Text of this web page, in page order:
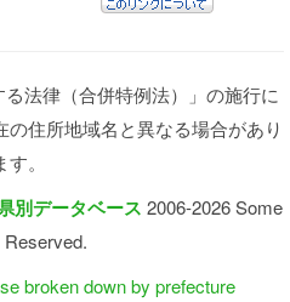
法律（合併特例法）」の施行に
住所地域名と異なる場合があり
す。
別データベース 2006-2026 Some
Reserved.
broken down by prefecture